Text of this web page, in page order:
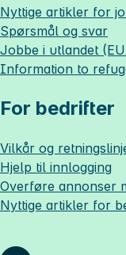
Nyttige artikler for
Spørsmål og svar
Jobbe i utlandet
Information to
For bedrifter
Vilkår og
Hjelp til innlogging
Overføre annonser
Nyttige artikler for